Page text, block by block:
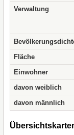
Verwaltung
Fläche
Einwohner
davon weiblich
davon männlich